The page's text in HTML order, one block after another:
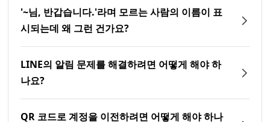
'~님, 반갑습니다.'라며 모르는 사람의 이름이 표
시되는데 왜 그런 건가요?
LINE의 알림 문제를 해결하려면 어떻게 해야 하
나요?
QR 코드로 계정을 이전하려면 어떻게 해야 하나